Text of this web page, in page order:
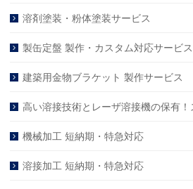
溶剤塗装・粉体塗装サービス
製缶定盤 製作・カスタム対応サービス
建築用金物ブラケット 製作サービス
高い溶接技術とレーザ溶接機の保有
機械加工 短納期・特急対応
溶接加工 短納期・特急対応